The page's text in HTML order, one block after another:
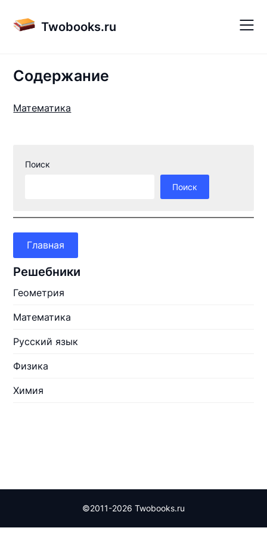
content
Twobooks.ru
Содержание
Математика
Поиск
Поиск
Главная
Решебники
Геометрия
Математика
Русский язык
Физика
Химия
©2011-2026 Twobooks.ru